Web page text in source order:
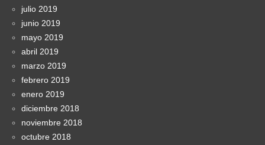
julio 2019
junio 2019
mayo 2019
abril 2019
marzo 2019
febrero 2019
enero 2019
diciembre 2018
noviembre 2018
octubre 2018